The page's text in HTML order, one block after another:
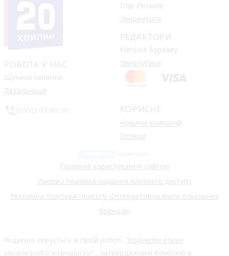
РОБОТА У НАС
Шукаєм таланти
Детальніше
Ігор Леськів
Звернутися
РЕДАКТОРИ
Наталія Бурлаку
Звернутися
КОРИСНЕ
Новини компаній
Огляди
Правила користування сайтом
Умови і правила надання платного доступу
Рекламна політика проєкту «Інтерактивна мапа локальних
брендів»
Редакція керується в своїй роботі "Кодексом етики
українського журналіста" , затвердженим Комісією з